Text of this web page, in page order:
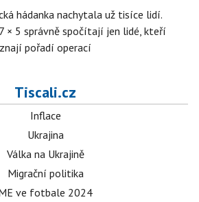
hádanka nachytala už tisíce lidí.
× 5 správně spočítají jen lidé, kteří
znají pořadí operací
Tiscali.cz
Inflace
Ukrajina
Válka na Ukrajině
Migrační politika
ve fotbale 2024